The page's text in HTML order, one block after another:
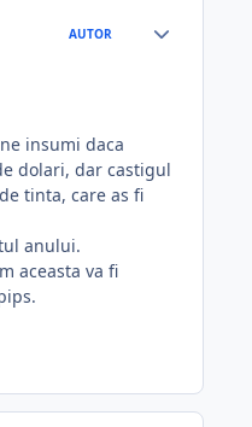
AUTOR
insumi daca
dolari, dar castigul
de tinta, care as fi
anului.
aceasta va fi